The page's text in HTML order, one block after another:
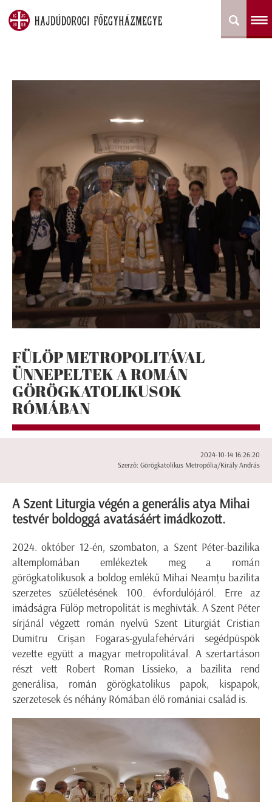
FÜLÖP METROPOLITÁVAL
ÜNNEPELTEK A ROMÁN
GÖRÖGKATOLIKUSOK
RÓMÁBAN
2024-10-14 16:26:20
Szerző: Görögkatolikus Metropólia/Király András
A Szent Liturgia végén a generális atya Mihai
testvér boldoggá avatásáért imádkozott.
2024. október 12-én, szombaton, a Szent Péter-bazilika
altemplomában emlékeztek meg a román
görögkatolikusok a boldog emlékű Mihai Neamţu bazilita
szerzetes szüéletésének 100. évfordulójáról. Erre az
imádságra Fülöp metropolitát is meghívták. A Szent Péter
sírjánál végzett román nyelvű Szent Liturgiát Cristian
Dumitru Crișan Fogaras-gyulafehérvári segédpüspök
vezette együtt a magyar metropolitával. A szertartáson
részt vett Robert Roman Lissieko, a bazilita rend
generálisa, román görögkatolikus papok, kispapok,
szerzetesek és néhány Rómában élő romániai család is.